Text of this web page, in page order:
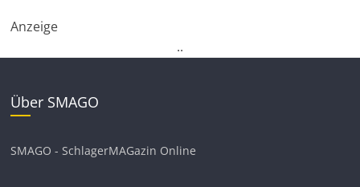
Anzeige
..
Über SMAGO
SMAGO - SchlagerMAGazin Online